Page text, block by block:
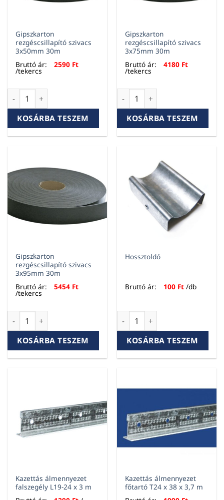
Gipszkarton
rezgéscsillapító szivacs
3x50mm 30m
Bruttó ár:
2590 Ft
/tekercs
Gipszkarton rezgéscsillapító szivacs 3x50mm 30m mennyiség
KOSÁRBA TESZEM
Gipszkarton
rezgéscsillapító szivacs
3x75mm 30m
Bruttó ár:
4180 Ft
/tekercs
Gipszkarton rezgéscsillapító
KOSÁRBA TESZEM
Gipszkarton
rezgéscsillapító szivacs
3x95mm 30m
Bruttó ár:
5454 Ft
/tekercs
Gipszkarton rezgéscsillapító szivacs 3x95mm 30m mennyiség
KOSÁRBA TESZEM
Hossztoldó
Bruttó ár: 100 Ft /db
Hossztoldó mennyiség
KOSÁRBA TESZEM
Kazettás álmennyezet
falszegély L19-24 x 3 m
Kazettás álmennyezet
főtartó T24 x 38 x 3,7 m